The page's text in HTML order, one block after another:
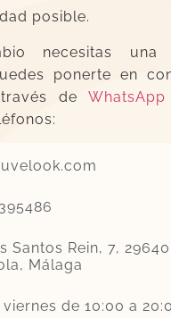
posible.
necesitas una
ponerte en
través deWhatsApp
Santos Rein, 7, 29640
Málaga
viernes de 10:00 a